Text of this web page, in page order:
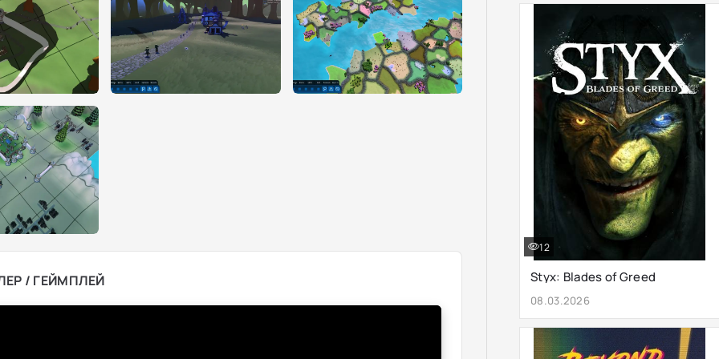
/ ГЕЙМПЛЕЙ Styx: Blades of Greed
08.03.2026
12